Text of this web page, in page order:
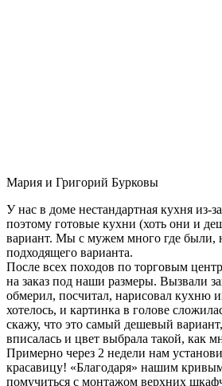
Мария и Григорий Бурковы
У нас в доме нестандартная кухня из-
поэтому готовые кухни (хоть они и
вариант. Мы с мужем много где были,
подходящего варианта.
После всех походов по торговым
на заказ под наши размеры. Вызвали
обмерил, посчитал, нарисовал кухню
хотелось, и картинка в голове
скажу, что это самый дешевый
вписалась и цвет выбрала такой, как
Примерно через 2 недели нам
красавицу! «Благодаря» нашим
помучиться с монтажом верхних